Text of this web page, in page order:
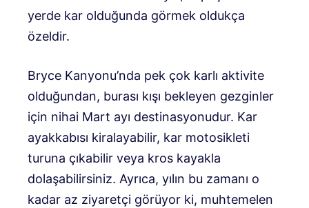
yerde kar olduğunda görmek oldukça
özeldir.
Bryce Kanyonu’nda pek çok karlı aktivite
olduğundan, burası kışı bekleyen gezginler
için nihai Mart ayı destinasyonudur. Kar
ayakkabısı kiralayabilir, kar motosikleti
turuna çıkabilir veya kros kayakla
dolaşabilirsiniz. Ayrıca, yılın bu zamanı o
kadar az ziyaretçi görüyor ki, muhtemelen